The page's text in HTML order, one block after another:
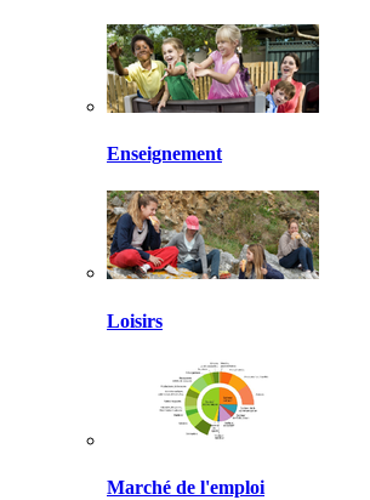
Enseignement
Loisirs
Marché de l'emploi